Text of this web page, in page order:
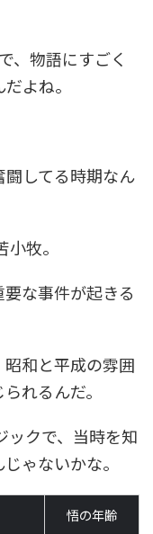
、物語にすごく
よね。
してる時期なん
牧。
な事件が起きる
和と平成の雰囲
れるんだ。
ックで、当時を知
ゃないかな。
悟の年齢